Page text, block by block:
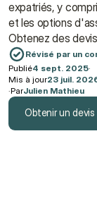
expatriés, y
et les options
Obtenez des
Révisé par un
Publié4 sept. 2025·
Mis à jour23 juil.
·ParJulien Mathieu
Obtenir un